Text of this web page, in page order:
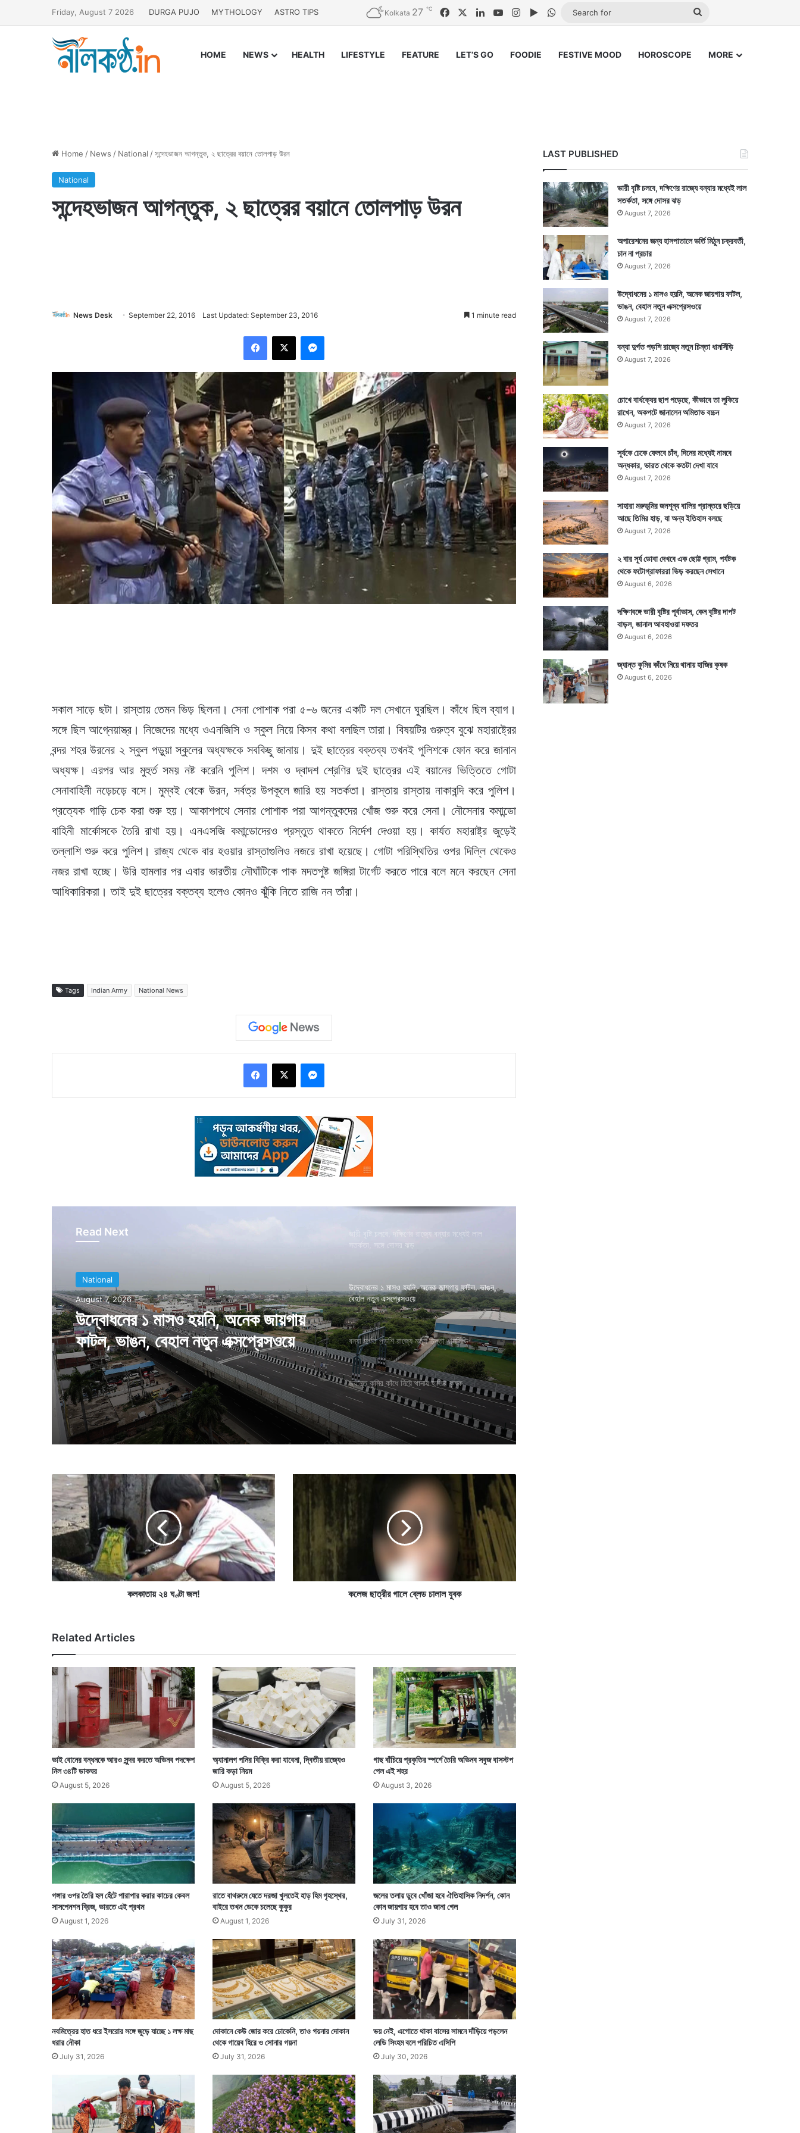
Friday, August 7 2026 DURGA PUJO MYTHOLOGY ASTRO TIPS Kolkata 27 ℃ FacebookLinkedInYouTubeInstagram
Google Play
WhatsApp
HOME NEWS HEALTH LIFESTYLE FEATURE LET’S GO FOODIE FESTIVE MOOD HOROSCOPE MORE
Home / News / National /সন্দেহভাজন আগন্তুক, ২ ছাত্রের বয়ানে তোলপাড় উরন
National
সন্দেহভাজন আগন্তুক, ২ ছাত্রের বয়ানে তোলপাড় উরন
News Desk September 22, 2016 Last Updated: September 23, 2016 1 minute read
সকাল সাড়ে ছটা। রাস্তায় তেমন ভিড় ছিলনা। সেনা পোশাক পরা ৫-৬ জনের একটি দল সেখানে ঘুরছিল। কাঁধে ছিল ব্যাগ।
সঙ্গে ছিল আগ্নেয়াস্ত্র। নিজেদের মধ্যে ওএনজিসি ও স্কুল নিয়ে কিসব কথা বলছিল তারা। বিষয়টির গুরুত্ব বুঝে মহারাষ্ট্রের
বন্দর শহর উরনের ২ স্কুল পড়ুয়া স্কুলের অধ্যক্ষকে সবকিছু জানায়। দুই ছাত্রের বক্তব্য তখনই পুলিশকে ফোন করে জানান
অধ্যক্ষ। এরপর আর মুহুর্ত সময় নষ্ট করেনি পুলিশ। দশম ও দ্বাদশ শ্রেণির দুই ছাত্রের এই বয়ানের ভিত্তিতে গোটা
সেনাবাহিনী নড়েচড়ে বসে। মুম্বই থেকে উরন, সর্বত্র উপকূলে জারি হয় সতর্কতা। রাস্তায় রাস্তায় নাকাবন্দি করে পুলিশ।
প্রত্যেক গাড়ি চেক করা শুরু হয়। আকাশপথে সেনার পোশাক পরা আগন্তুকদের খোঁজ শুরু করে সেনা। নৌসেনার কমান্ডো
বাহিনী মার্কোসকে তৈরি রাখা হয়। এনএসজি কমান্ডোদেরও প্রস্তুত থাকতে নির্দেশ দেওয়া হয়। কার্যত মহারাষ্ট্র জুড়েই
তল্লাশি শুরু করে পুলিশ। রাজ্য থেকে বার হওয়ার রাস্তাগুলিও নজরে রাখা হয়েছে। গোটা পরিস্থিতির ওপর দিল্লি থেকেও
নজর রাখা হচ্ছে। উরি হামলার পর এবার ভারতীয় নৌঘাঁটিকে পাক মদতপুষ্ট জঙ্গিরা টার্গেট করতে পারে বলে মনে করছেন সেনা
আধিকারিকরা। তাই দুই ছাত্রের বক্তব্য হলেও কোনও ঝুঁকি নিতে রাজি নন তাঁরা।
Tags Indian Army National News
Read Next
National
August 7, 2026
উদ্বোধনের ১ মাসও হয়নি, অনেক জায়গায়
ফাটল, ভাঙন, বেহাল নতুন এক্সপ্রেসওয়ে
ভারী বৃষ্টি চলবে, দক্ষিণের রাজ্যে বন্যার মধ্যেই লাল
সতর্কতা, সঙ্গে দোসর ঝড়
উদ্বোধনের ১ মাসও হয়নি, অনেক জায়গায় ফাটল, ভাঙন,
বেহাল নতুন এক্সপ্রেসওয়ে
বন্যা দুর্গত পড়শি রাজ্যে নতুন চিন্তা ধানসিঁড়ি
জ্যান্ত কুমির কাঁধে নিয়ে থানায় হাজির কৃষক
ক
ল
কা
তা
য়
৪
ঘ
ণ্টা
কলকাতায় ২৪ ঘণ্টা জল!
ব্লে
ব
ক
কলেজ ছাত্রীর গালে ব্লেড চালাল যুবক
Related Articles
ভাই বোনের বন্ধনকে আরও সুন্দর করতে অভিনব পদক্ষেপ
নিল ৩৪টি ডাকঘর
August 5, 2026
অ্যানালগ পনির বিক্রি করা যাবেনা, দ্বিতীয় রাজ্যেও
জারি কড়া নিয়ম
August 5, 2026
গাছ বাঁচিয়ে প্রকৃতির স্পর্শে তৈরি অভিনব সবুজ বাসস্টপ
পেল এই শহর
August 3, 2026
গঙ্গার ওপর তৈরি হল হেঁটে পারাপার করার কাচের কেবল
সাসপেনশন ব্রিজ, ভারতে এই প্রথম
August 1, 2026
রাতে বাথরুমে যেতে দরজা খুলতেই হাড় হিম গৃহস্থের,
বাইরে তখন ডেকে চলেছে কুকুর
August 1, 2026
জলের তলায় ডুবে খোঁজা হবে ঐতিহাসিক নিদর্শন, কোন
কোন জায়গায় হবে তাও জানা গেল
July 31, 2026
নবমিত্রের হাত ধরে ইসরোর সঙ্গে জুড়ে যাচ্ছে ১ লক্ষ মাছ
ধরার নৌকা
July 31, 2026
দোকানে কেউ জোর করে ঢোকেনি, তাও গয়নার দোকান
থেকে গায়েব হিরে ও সোনার গয়না
July 31, 2026
ভয় নেই, এগোতে থাকা বাসের সামনে দাঁড়িয়ে পড়লেন
লেডি সিংহম বলে পরিচিত এসিপি
July 30, 2026
LAST PUBLISHED
ভারী বৃষ্টি চলবে, দক্ষিণের রাজ্যে বন্যার মধ্যেই লাল
সতর্কতা, সঙ্গে দোসর ঝড়
August 7, 2026
অপারেশনের জন্য হাসপাতালে ভর্তি মিঠুন চক্রবর্তী,
চান না প্রচার
August 7, 2026
উদ্বোধনের ১ মাসও হয়নি, অনেক জায়গায় ফাটল,
ভাঙন, বেহাল নতুন এক্সপ্রেসওয়ে
August 7, 2026
বন্যা দুর্গত পড়শি রাজ্যে নতুন চিন্তা ধানসিঁড়ি
August 7, 2026
চোখে বার্ধক্যের ছাপ পড়েছে, কীভাবে তা লুকিয়ে
রাখেন, অকপটে জানালেন অমিতাভ বচ্চন
August 7, 2026
সূর্যকে ঢেকে ফেলবে চাঁদ, দিনের মধ্যেই নামবে
অন্ধকার, ভারত থেকে কতটা দেখা যাবে
August 7, 2026
সাহারা মরুভূমির জনশূন্য বালির প্রান্তরে ছড়িয়ে
আছে তিমির হাড়, যা অন্য ইতিহাস বলছে
August 7, 2026
২ বার সূর্য ডোবা দেখবে এক ছোট্ট গ্রাম, পর্যটক
থেকে ফটোগ্রাফাররা ভিড় করছেন সেখানে
August 6, 2026
দক্ষিণবঙ্গে ভারী বৃষ্টির পূর্বাভাস, কেন বৃষ্টির দাপট
বাড়ল, জানাল আবহাওয়া দফতর
August 6, 2026
জ্যান্ত কুমির কাঁধে নিয়ে থানায় হাজির কৃষক
August 6, 2026